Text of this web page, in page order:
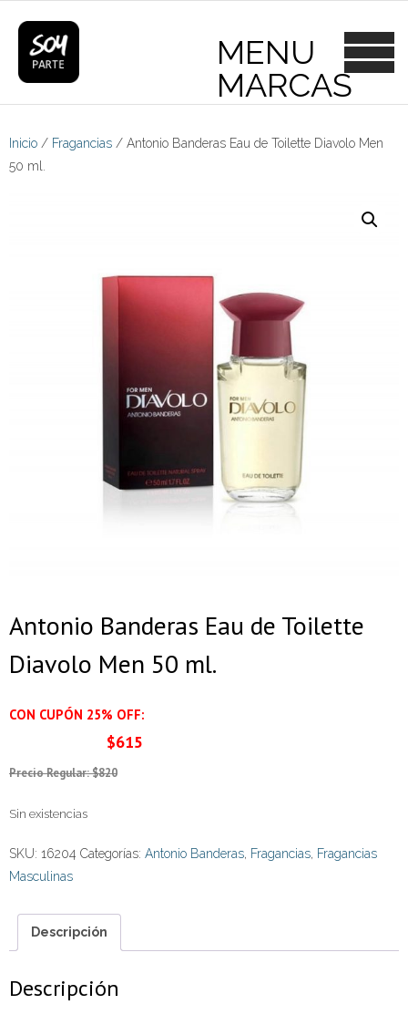
content
Inicio / Fragancias / Antonio Banderas Eau de Toilette Diavolo Men
50 ml.
Antonio Banderas Eau de Toilette
Diavolo Men 50 ml.
CON CUPÓN 25% OFF:
$615
Precio Regular: $820
Sin existencias
SKU: 16204 Categorías: Antonio Banderas, Fragancias, Fragancias
Masculinas
Descripción
Descripción